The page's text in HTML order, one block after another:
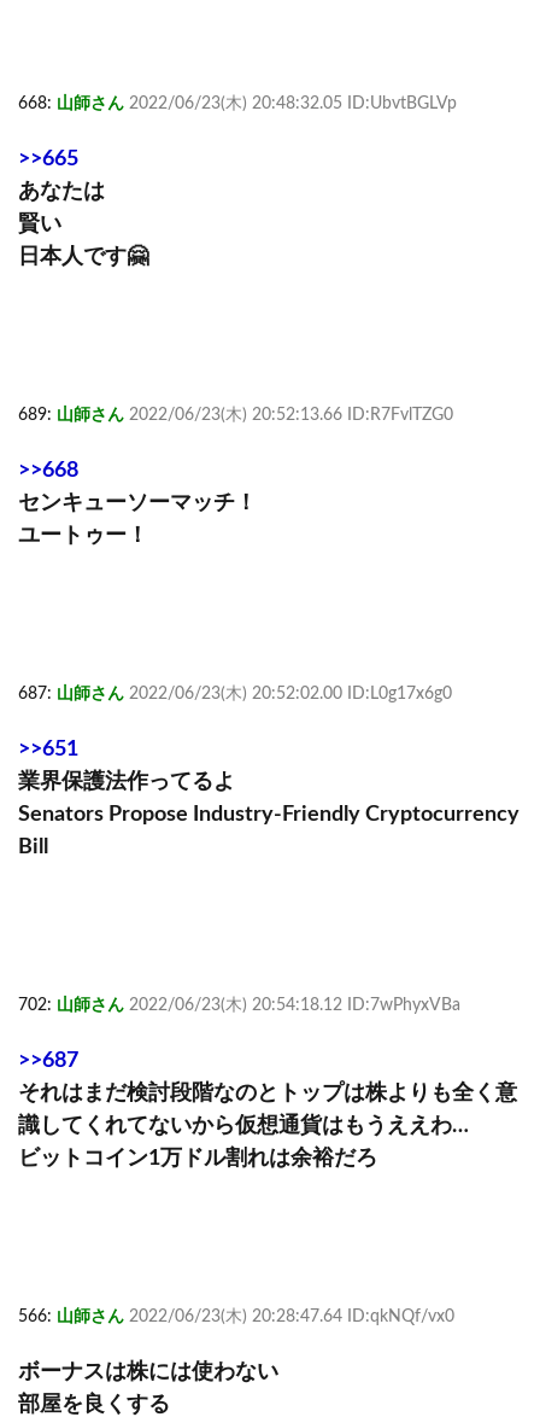
668: 山師さん 2022/06/23(木) 20:48:32.05 ID:UbvtBGLVp
>>665
あなたは
賢い
日本人です🤗
689: 山師さん 2022/06/23(木) 20:52:13.66 ID:R7FvlTZG0
>>668
センキューソーマッチ！
ユートゥー！
687: 山師さん 2022/06/23(木) 20:52:02.00 ID:L0g17x6g0
>>651
業界保護法作ってるよ
Senators Propose Industry-Friendly Cryptocurrency
Bill
702: 山師さん 2022/06/23(木) 20:54:18.12 ID:7wPhyxVBa
>>687
それはまだ検討段階なのとトップは株よりも全く意
識してくれてないから仮想通貨はもうええわ…
ビットコイン1万ドル割れは余裕だろ
566: 山師さん 2022/06/23(木) 20:28:47.64 ID:qkNQf/vx0
ボーナスは株には使わない
部屋を良くする